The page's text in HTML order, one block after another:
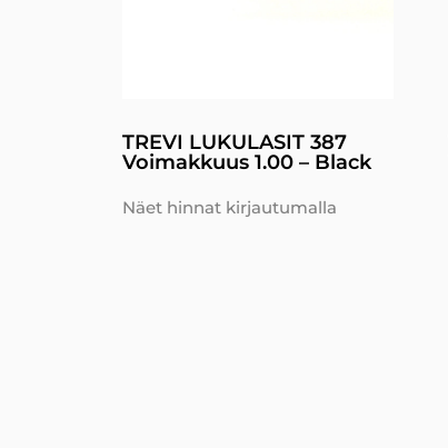
TREVI LUKULASIT 387
Voimakkuus 1.00 – Black
Näet hinnat kirjautumalla